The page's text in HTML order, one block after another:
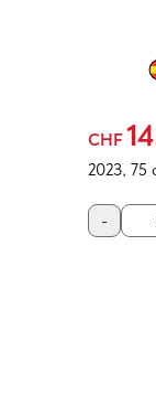
CHF
2023, 75
-